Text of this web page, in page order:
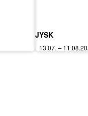
JYSK
13.07. –